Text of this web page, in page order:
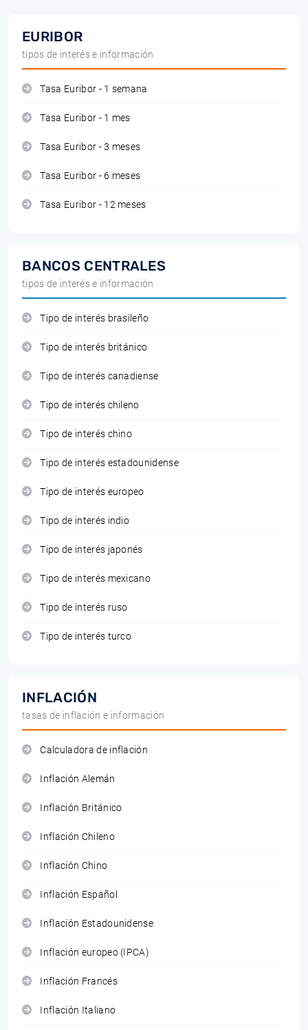
EURIBOR
tipos de interés e información
Tasa Euribor - 1 semana
Tasa Euribor - 1 mes
Tasa Euribor - 3 meses
Tasa Euribor - 6 meses
Tasa Euribor - 12 meses
BANCOS CENTRALES
tipos de interés e información
Tipo de interés brasileño
Tipo de interés británico
Tipo de interés canadiense
Tipo de interés chileno
Tipo de interés chino
Tipo de interés estadounidense
Tipo de interés europeo
Tipo de interés indio
Tipo de interés japonés
Tipo de interés mexicano
Tipo de interés ruso
Tipo de interés turco
INFLACIÓN
tasas de inflación e información
Calculadora de inflación
Inflación Alemán
Inflación Británico
Inflación Chileno
Inflación Chino
Inflación Español
Inflación Estadounidense
Inflación europeo (IPCA)
Inflación Francés
Inflación Italiano